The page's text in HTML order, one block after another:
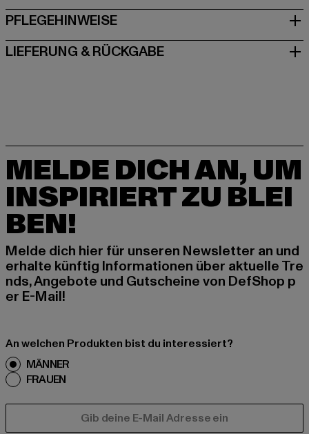
PFLEGEHINWEISE
LIEFERUNG & RÜCKGABE
MELDE DICH AN, UM
INSPIRIERT ZU BLEI
BEN!
Melde dich hier für unseren Newsletter an und
erhalte künftig Informationen über aktuelle Tre
nds, Angebote und Gutscheine von DefShop p
er E-Mail!
An welchen Produkten bist du interessiert?
MÄNNER
FRAUEN